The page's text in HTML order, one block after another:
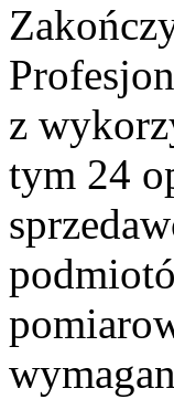
z
tym 24